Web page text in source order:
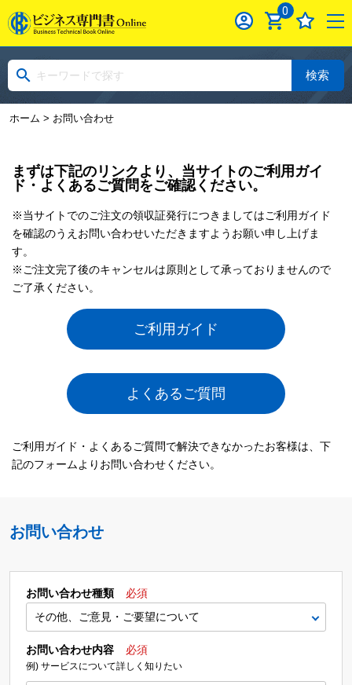
0
検索
ホーム > お問い合わせ
まずは下記のリンクより、当サイトのご利用ガイ
ド・よくあるご質問をご確認ください。
※当サイトでのご注文の領収証発行につきましてはご利用ガイド
を確認のうえお問い合わせいただきますようお願い申し上げま
す。
※ご注文完了後のキャンセルは原則として承っておりませんので
ご了承ください。
ご利用ガイド
よくあるご質問
ご利用ガイド・よくあるご質問で解決できなかったお客様は、下
記のフォームよりお問い合わせください。
お問い合わせ
お問い合わせ種類 必須
お問い合わせ内容 必須
例) サービスについて詳しく知りたい